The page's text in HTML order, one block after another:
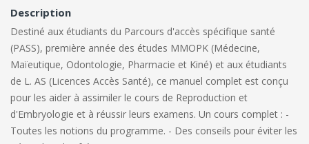
Description
Destiné aux étudiants du Parcours d'accès spécifique santé
(PASS), première année des études MMOPK (Médecine,
Maïeutique, Odontologie, Pharmacie et Kiné) et aux étudiants
de L. AS (Licences Accès Santé), ce manuel complet est conçu
pour les aider à assimiler le cours de Reproduction et
d'Embryologie et à réussir leurs examens. Un cours complet : -
Toutes les notions du programme. - Des conseils pour éviter les